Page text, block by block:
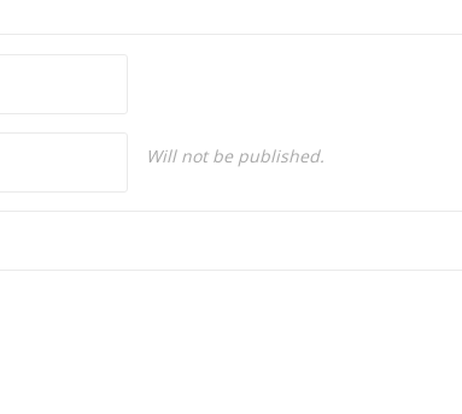
Will not be published.